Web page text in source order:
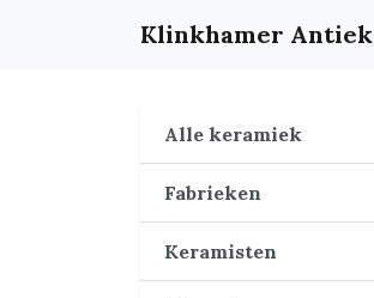
Klinkhamer Antiek
Alle keramiek
Fabrieken
Keramisten